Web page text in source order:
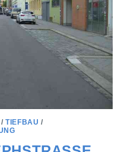
/TIEFBAU /